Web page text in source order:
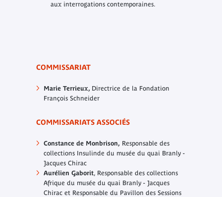
aux interrogations contemporaines.
COMMISSARIAT
Marie Terrieux, Directrice de la Fondation
François Schneider
COMMISSARIATS ASSOCIÉS
Constance de Monbrison, Responsable des
collections Insulinde du musée du quai Branly -
Jacques Chirac
Aurélien Gaborit, Responsable des collections
Afrique du musée du quai Branly - Jacques
Chirac et Responsable du Pavillon des Sessions